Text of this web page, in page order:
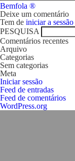
Navegação
de
artigos
Bemfola ®
Deixe um comentário
Tem de iniciar a sessão
PESQUISA
Comentários recentes
Arquivo
Categorias
Sem categorias
Meta
Iniciar sessão
Feed de entradas
Feed de comentários
WordPress.org